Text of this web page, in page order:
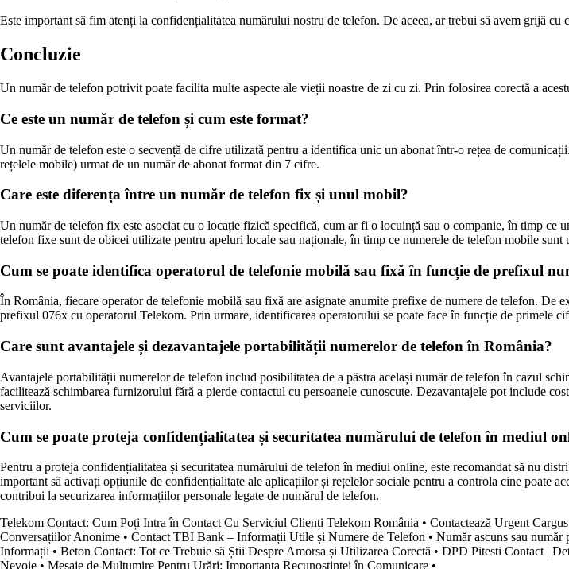
Este important să fim atenți la confidențialitatea numărului nostru de telefon. De aceea, ar trebui să avem grijă
Concluzie
Un număr de telefon potrivit poate facilita multe aspecte ale vieții noastre de zi cu zi. Prin folosirea corectă a
Ce este un număr de telefon și cum este format?
Un număr de telefon este o secvență de cifre utilizată pentru a identifica unic un abonat într-o rețea de
rețelele mobile) urmat de un număr de abonat format din 7 cifre.
Care este diferența între un număr de telefon fix și unul mobil?
Un număr de telefon fix este asociat cu o locație fizică specifică, cum ar fi o locuință sau o companie, în timp
telefon fixe sunt de obicei utilizate pentru apeluri locale sau naționale, în timp ce numerele de telefon mobile
Cum se poate identifica operatorul de telefonie mobilă sau fixă în funcție de prefixul
În România, fiecare operator de telefonie mobilă sau fixă are asignate anumite prefixe de numere de telefon.
prefixul 076x cu operatorul Telekom. Prin urmare, identificarea operatorului se poate face în funcție de primele
Care sunt avantajele și dezavantajele portabilității numerelor de telefon în România?
Avantajele portabilității numerelor de telefon includ posibilitatea de a păstra același număr de telefon în cazul
facilitează schimbarea furnizorului fără a pierde contactul cu persoanele cunoscute. Dezavantajele pot include
serviciilor.
Cum se poate proteja confidențialitatea și securitatea numărului de telefon în mediul
Pentru a proteja confidențialitatea și securitatea numărului de telefon în mediul online, este recomandat să nu
important să activați opțiunile de confidențialitate ale aplicațiilor și rețelelor sociale pentru a controla cine poate
contribui la securizarea informațiilor personale legate de numărul de telefon.
Telekom Contact: Cum Poți Intra în Contact Cu Serviciul Clienți Telekom România • Contactează Urgent
Conversațiilor Anonime • Contact TBI Bank – Informații Utile și Numere de Telefon • Număr ascuns sau număr
Informații • Beton Contact: Tot ce Trebuie să Știi Despre Amorsa și Utilizarea Corectă • DPD Pitesti Contact |
Nevoie • Mesaje de Mulțumire Pentru Urări: Importanța Recunoștinței în Comunicare •